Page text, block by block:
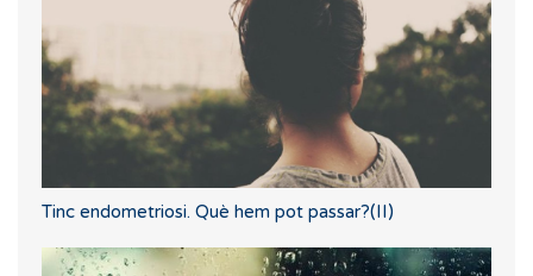
Tinc endometriosi. Què hem pot passar?(II)